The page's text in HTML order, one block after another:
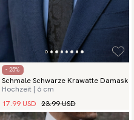
- 25%
Schmale Schwarze Krawatte Damask
Hochzeit | 6 cm
17.99 USD 23.99 USD